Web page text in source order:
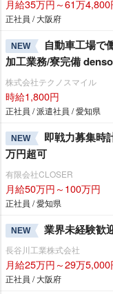
月給35万円～61万4,800
正社員 / 大阪府
NEW
自動車工場で
加工業務/寮完備
株式会社テクノスマイル
時給1,800円
正社員 / 派遣社員 / 愛知県
NEW
即戦力募集時
万円超可
有限会社CLOSER
月給50万円～100万円
正社員 / 愛知県
NEW 業界未経験歓
長谷川工業株式会社
月給25万円～29万5,000
正社員 / 大阪府